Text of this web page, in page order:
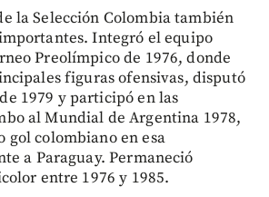
la Selección Colombia también
Integró el equipo
Preolímpico de 1976, donde
figuras ofensivas, disputó
1979 y participó en las
al Mundial de Argentina 1978,
gol colombiano en esa
a Paraguay. Permaneció
entre 1976 y 1985.